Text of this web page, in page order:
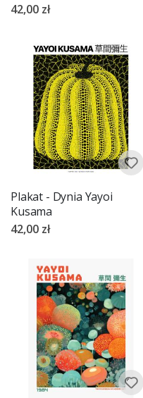
42,00 zł
Plakat - Dynia Yayoi
Kusama
42,00 zł